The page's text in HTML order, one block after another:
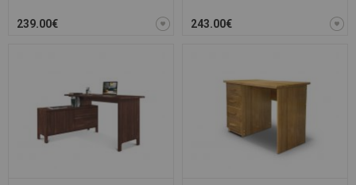
239.00€ 243.00€